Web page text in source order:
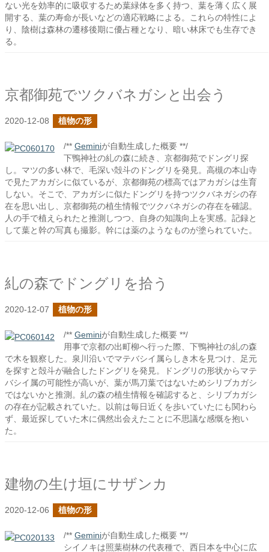
ない光を効率的に吸収するため葉緑体を多く持つ、葉を薄く広く展
開する、葉の寿命が長いなどの適応戦略による。これらの特性によ
り、陰樹は森林の遷移後期に優占種となり、暗い林床でも生存でき
る。
京都御苑でツクバネガシと出会う
2020-12-08 植物の形
/** Geminiが自動生成した概要 **/
下鴨神社の糺の森に続き、京都御苑でドングリ探
し。マツの多い林で、毛深い殻斗のドングリを発見。高槻の本山寺
で見たアカガシに似ているが、京都御苑の標高ではアカガシは生育
しない。そこで、アカガシに似たドングリを持つツクバネガシの存
在を思い出し、京都御苑の植生情報でツクバネガシの存在を確認。
人の手で植えられたと推測しつつ、自身の知識向上を実感。記録と
して葉と幹の写真も撮影。幹には薬のようなものが塗られていた。
糺の森でドングリを拾う
2020-12-07 植物の形
/** Geminiが自動生成した概要 **/
用事で京都の出町柳へ行った際、下鴨神社の糺の森
で木を観察した。泉川沿いでマテバシイ属らしき木を見つけ、足元
を探すと殻斗が融合したドングリを発見。ドングリの形状からマテ
バシイ属の可能性が高いが、葉が馬刀葉ではないためシリブカガシ
ではないかと推測。糺の森の植生情報を確認すると、シリブカガシ
の存在が記載されていた。以前は毎日近くを歩いていたにも関わら
ず、最近探していた木に偶然出会えたことに不思議な感慨を抱い
た。
建物の生け垣にサザンカ
2020-12-06 植物の形
/** Geminiが自動生成した概要 **/
シイノキは照葉樹林の代表種で、西日本を中心に広